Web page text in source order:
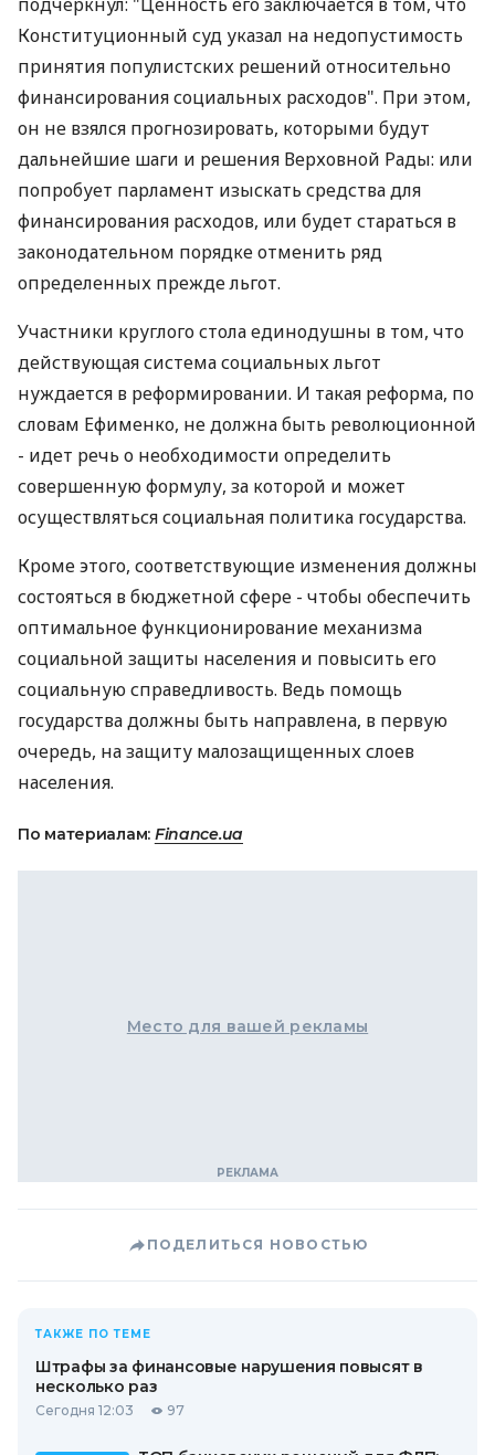
Конституционный суд указал на недопустимость
принятия популистских решений относительно
финансирования социальных расходов". При этом,
он не взялся прогнозировать, которыми будут
дальнейшие шаги и решения Верховной Рады: или
попробует парламент изыскать средства для
финансирования расходов, или будет стараться в
законодательном порядке отменить ряд
определенных прежде льгот.
Участники круглого стола единодушны в том, что
действующая система социальных льгот
нуждается в реформировании. И такая реформа, по
словам Ефименко, не должна быть революционной
- идет речь о необходимости определить
совершенную формулу, за которой и может
осуществляться социальная политика государства.
Кроме этого, соответствующие изменения должны
состояться в бюджетной сфере - чтобы обеспечить
оптимальное функционирование механизма
социальной защиты населения и повысить его
социальную справедливость. Ведь помощь
государства должны быть направлена, в первую
очередь, на защиту малозащищенных слоев
населения.
По материалам: Finance.ua
Место для вашей рекламы
ПОДЕЛИТЬСЯ НОВОСТЬЮ
ТАКЖЕ ПО ТЕМЕ
Штрафы за финансовые нарушения повысят в
несколько раз
Сегодня 12:03 97